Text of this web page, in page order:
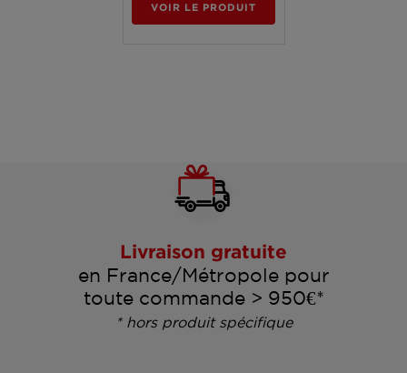
VOIR LE PRODUIT
Livraison gratuite
en France/Métropole pour
toute commande > 950€*
* hors produit spécifique